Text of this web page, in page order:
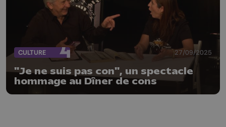
CULTURE 27/09/2025
"Je ne suis pas con", un spectacle
hommage au Dîner de cons